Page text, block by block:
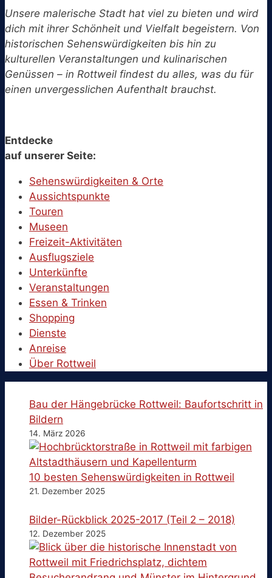
Unsere malerische Stadt hat viel zu bieten und wird
dich mit ihrer Schönheit und Vielfalt begeistern. Von
historischen Sehenswürdigkeiten bis hin zu
kulturellen Veranstaltungen und kulinarischen
Genüssen – in Rottweil findest du alles, was du für
einen unvergesslichen Aufenthalt brauchst.
Entdecke
auf unserer Seite:
Sehenswürdigkeiten & Orte
Aussichtspunkte
Touren
Museen
Freizeit-Aktivitäten
Ausflugsziele
Unterkünfte
Veranstaltungen
Essen & Trinken
Shopping
Dienste
Anreise
Über Rottweil
Bau der Hängebrücke Rottweil: Baufortschritt in
Bildern
14. März 2026
10 besten Sehenswürdigkeiten in Rottweil
21. Dezember 2025
Bilder-Rückblick 2025-2017 (Teil 2 – 2018)
12. Dezember 2025